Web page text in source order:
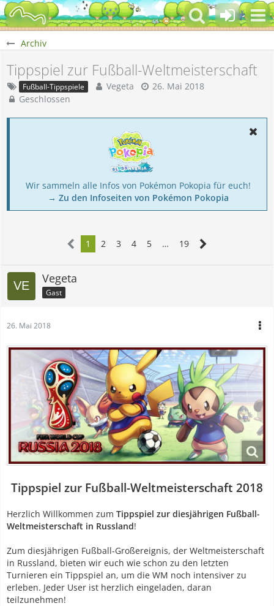
Archiv
Tippspiel zur Fußball-Weltmeisterschaft
Fußball-Tippspiele Vegeta
26. Mai 2018
Geschlossen
Wir sammeln alle Infos von Pokémon Pokopia für euch!
→ Zu den Infoseiten von Pokémon Pokopia
1 2 3 4 5 … 19
Vegeta
Gast
26. Mai 2018
Tippspiel zur Fußball-Weltmeisterschaft 2018
Herzlich Willkommen zum Tippspiel zur diesjährigen Fußball-
Weltmeisterschaft in Russland!
Zum diesjährigen Fußball-Großereignis, der Weltmeisterschaft
in Russland, bieten wir euch wie schon zu den letzten
Turnieren ein Tippspiel an, um die WM noch intensiver zu
erleben. Jeder User ist herzlich eingeladen, daran
teilzunehmen!